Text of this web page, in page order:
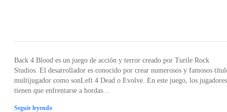
Back 4 Blood es un juego de acción y terror creado por Turtle Rock
Studios. El desarrollador es conocido por crear numerosos y famosos
multijugador como sonLeft 4 Dead o Evolve. En este juego, los jugadores
tienen que enfrentarse a hordas...
Seguir leyendo